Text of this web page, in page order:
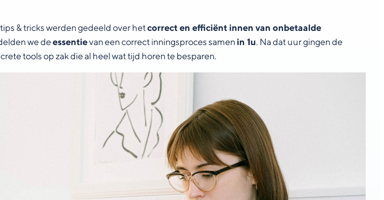
& tricks werden gedeeld over hetcorrect en efficiënt innen van onbetaalde
we deessentievan een correct inningsproces samen in 1u. Na dat uur gingen de
tools op zak die al heel wat tijd horen te besparen.